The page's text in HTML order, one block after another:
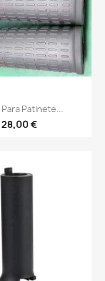
rápida
Patinete...
28,00 €